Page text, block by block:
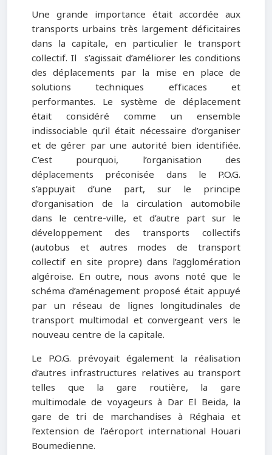
Une grande importance était accordée aux
transports urbains très largement déficitaires
dans la capitale, en particulier le transport
collectif. Il s’agissait d’améliorer les conditions
des déplacements par la mise en place de
solutions techniques efficaces et
performantes. Le système de déplacement
était considéré comme un ensemble
indissociable qu’il était nécessaire d’organiser
et de gérer par une autorité bien identifiée.
C’est pourquoi, l’organisation des
déplacements préconisée dans le P.O.G.
s’appuyait d’une part, sur le principe
d’organisation de la circulation automobile
dans le centre-ville, et d’autre part sur le
développement des transports collectifs
(autobus et autres modes de transport
collectif en site propre) dans l’agglomération
algéroise. En outre, nous avons noté que le
schéma d’aménagement proposé était appuyé
par un réseau de lignes longitudinales de
transport multimodal et convergeant vers le
nouveau centre de la capitale.
Le P.O.G. prévoyait également la réalisation
d’autres infrastructures relatives au transport
telles que la gare routière, la gare
multimodale de voyageurs à Dar El Beida, la
gare de tri de marchandises à Réghaia et
l’extension de l’aéroport international Houari
Boumedienne.